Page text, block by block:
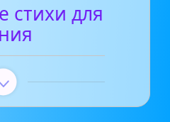
стихи для